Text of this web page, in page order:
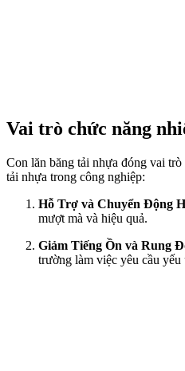
Vai trò chức năng
Con lăn băng tải nhựa đóng vai
tải nhựa trong công nghiệp:
Hỗ Trợ và Chuyển Động
mượt mà và hiệu quả.
Giảm Tiếng Ồn và Rung
trường làm việc yêu cầu yếu